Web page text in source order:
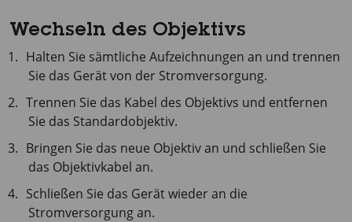
Wechseln des Objektivs
Halten Sie sämtliche Aufzeichnungen an und trennen
Sie das Gerät von der Stromversorgung.
Trennen Sie das Kabel des Objektivs und entfernen
Sie das Standardobjektiv.
Bringen Sie das neue Objektiv an und schließen Sie
das Objektivkabel an.
Schließen Sie das Gerät wieder an die
Stromversorgung an.